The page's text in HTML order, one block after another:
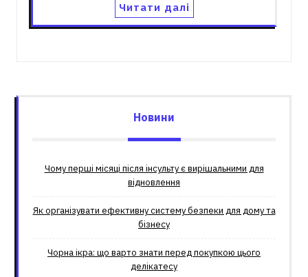
Читати далі
Новини
Чому перші місяці після інсульту є вирішальними для
відновлення
Як організувати ефективну систему безпеки для дому та
бізнесу
Чорна ікра: що варто знати перед покупкою цього
делікатесу